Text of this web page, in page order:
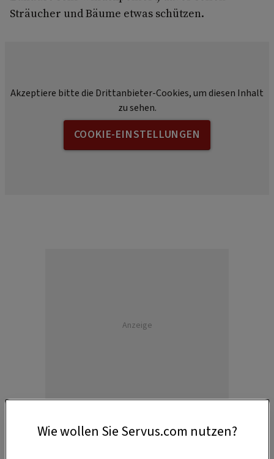
Sträucher und Bäume etwas schützen.
Akzeptiere bitte die Drittanbieter-Cookies, um diesen Inhalt
zu sehen.
COOKIE-EINSTELLUNGEN
Anzeige
Wie wollen Sie Servus.com nutzen?